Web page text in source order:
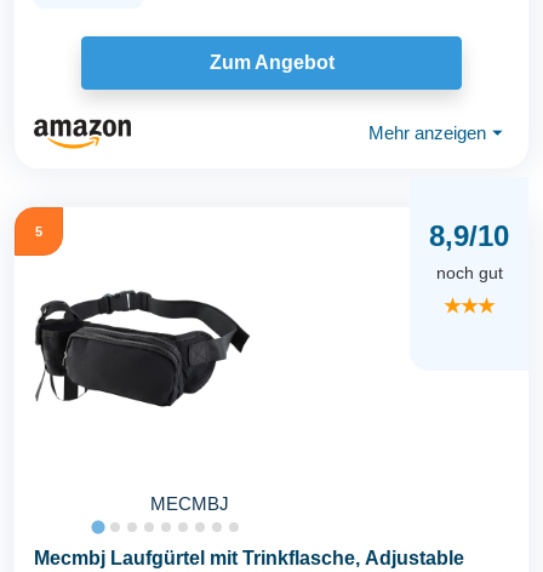
Zum Angebot
Mehr anzeigen ⏷
5
MECMBJ
8,9/10
noch gut
★★★
Mecmbj Laufgürtel mit Trinkflasche, Adjustable